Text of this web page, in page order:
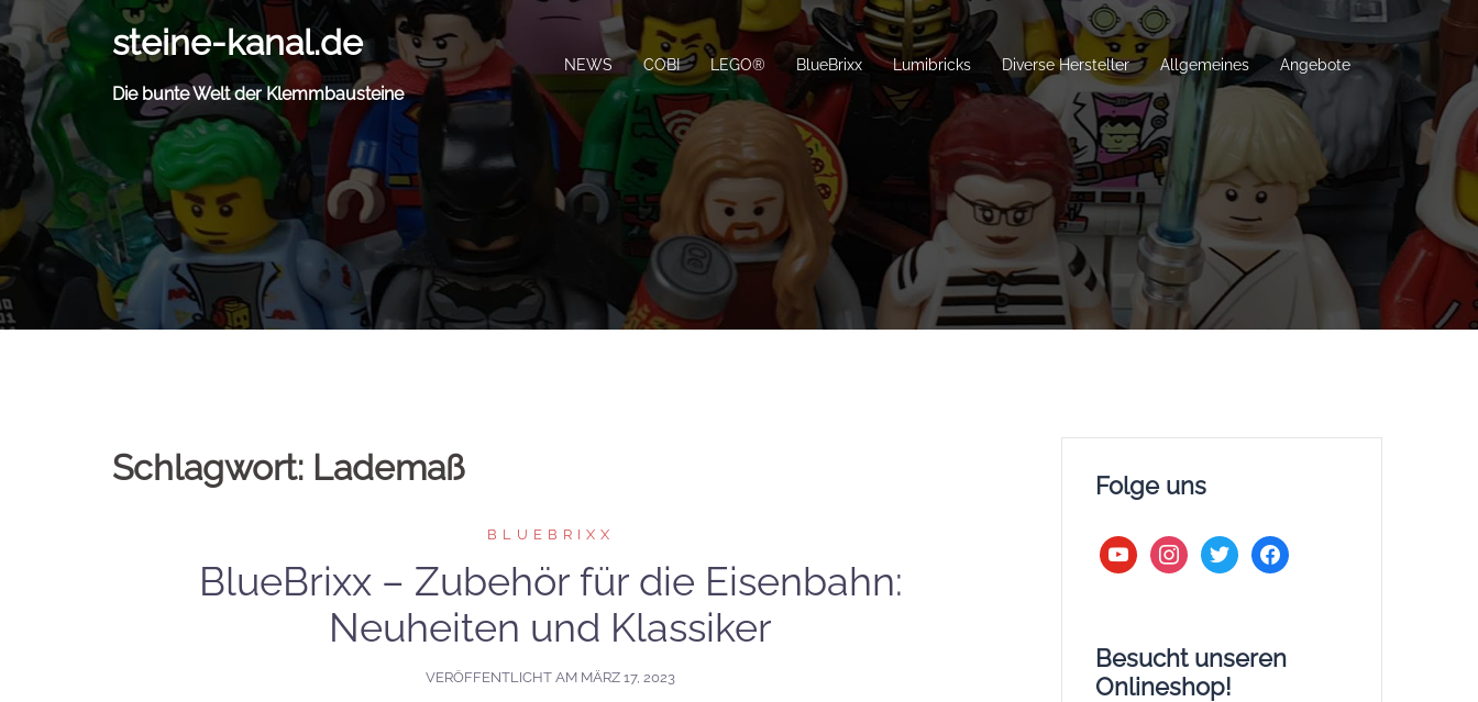
Zum
Inhalt
springen
steine-kanal.de
Die bunte Welt der Klemmbausteine
NEWS COBI LEGO® BlueBrixx Lumibricks Diverse Hersteller Allgemeines Angebote
Schlagwort: Lademaß
BLUEBRIXX
BlueBrixx – Zubehör für die Eisenbahn:
Neuheiten und Klassiker
VERÖFFENTLICHT AM MÄRZ 17, 2023
Folge uns
youtubeinstagram
twitter facebook
Besucht unseren
Onlineshop!